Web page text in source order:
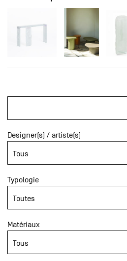
Designer(s) / artiste(s)
Typologie
Matériaux